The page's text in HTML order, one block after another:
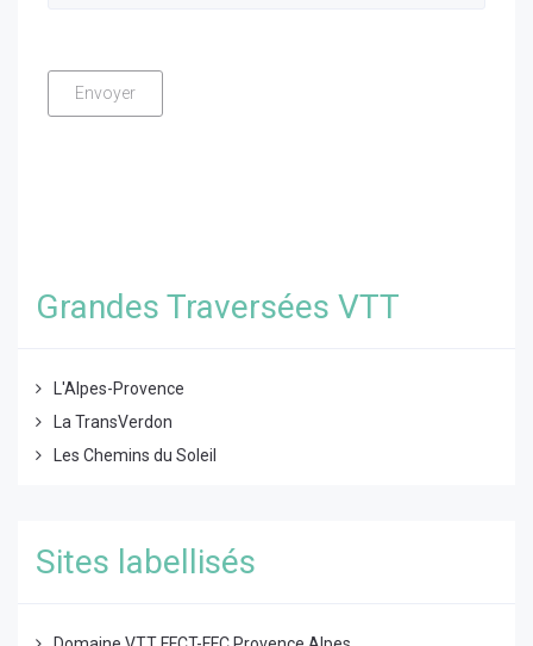
Grandes Traversées VTT
L'Alpes-Provence
La TransVerdon
Les Chemins du Soleil
Sites labellisés